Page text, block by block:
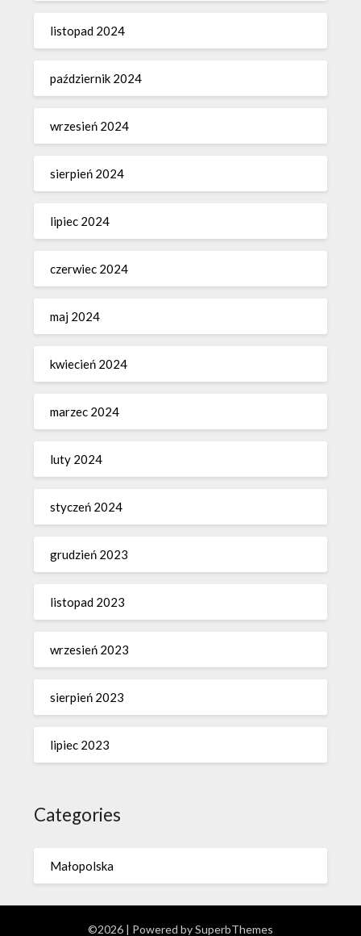
listopad 2024
październik 2024
wrzesień 2024
sierpień 2024
lipiec 2024
czerwiec 2024
maj 2024
kwiecień 2024
marzec 2024
luty 2024
styczeń 2024
grudzień 2023
listopad 2023
wrzesień 2023
sierpień 2023
lipiec 2023
Categories
Małopolska
©2026 | Powered bySuperbThemes